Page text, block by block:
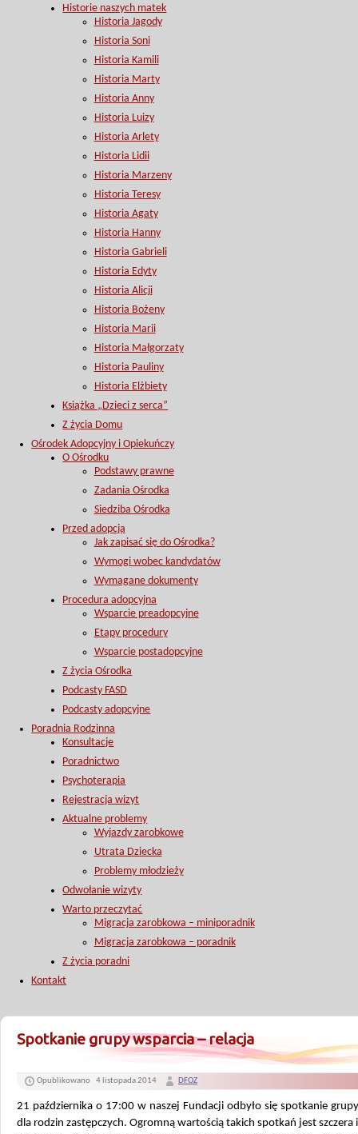
Historie naszych matek
Historia Jagody
Historia Soni
Historia Kamili
Historia Marty
Historia Anny
Historia Luizy
Historia Arlety
Historia Lidii
Historia Marzeny
Historia Teresy
Historia Agaty
Historia Hanny
Historia Gabrieli
Historia Edyty
Historia Alicji
Historia Bożeny
Historia Marii
Historia Małgorzaty
Historia Pauliny
Historia Elżbiety
Książka „Dzieci z serca”
Z życia Domu
Ośrodek Adopcyjny i Opiekuńczy
O Ośrodku
Podstawy prawne
Zadania Ośrodka
Siedziba Ośrodka
Przed adopcją
Jak zapisać się do Ośrodka?
Wymogi wobec kandydatów
Wymagane dokumenty
Procedura adopcyjna
Wsparcie preadopcyjne
Etapy procedury
Wsparcie postadopcyjne
Z życia Ośrodka
Podcasty FASD
Podcasty adopcyjne
Poradnia Rodzinna
Konsultacje
Poradnictwo
Psychoterapia
Rejestracja wizyt
Aktualne problemy
Wyjazdy zarobkowe
Utrata Dziecka
Problemy młodzieży
Odwołanie wizyty
Warto przeczytać
Migracja zarobkowa – miniporadnik
Migracja zarobkowa – poradnik
Z życia poradni
Kontakt
Spotkanie grupy wsparcia – relacja
Opublikowano 4 listopada 2014 DFOZ
21 października o 17:00 w naszej Fundacji odbyło się spotkanie
dla rodzin zastępczych. Ogromną wartością takich spotkań jest szczera